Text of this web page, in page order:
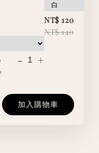
- +
NT$ 120
NT$ 140
加入購物車